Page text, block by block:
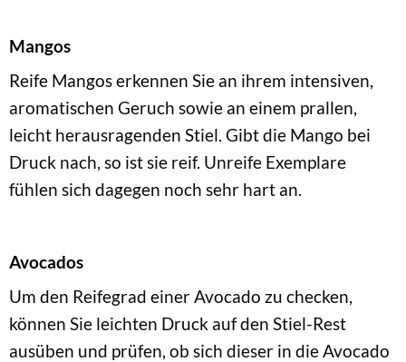
Mangos
Reife Mangos erkennen Sie an ihrem intensiven,
aromatischen Geruch sowie an einem prallen,
leicht herausragenden Stiel. Gibt die Mango bei
Druck nach, so ist sie reif. Unreife Exemplare
fühlen sich dagegen noch sehr hart an.
Avocados
Um den Reifegrad einer Avocado zu checken,
können Sie leichten Druck auf den Stiel-Rest
ausüben und prüfen, ob sich dieser in die Avocado